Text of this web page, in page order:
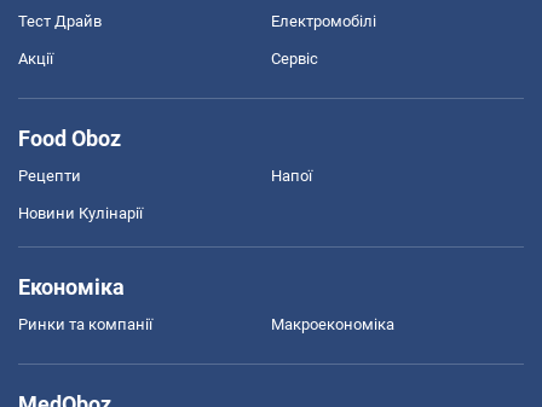
Тест Драйв Електромобілі
Акції Сервіс
Food Oboz
Рецепти Напої
Новини Кулінарії
Економіка
Ринки та компанії Макроекономіка